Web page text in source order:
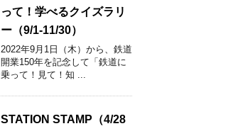
って！学べるクイズラリ
ー（9/1-11/30）
2022年9月1日（木）から、鉄道
開業150年を記念して「鉄道に
乗って！見て！知 ...
STATION STAMP（4/28